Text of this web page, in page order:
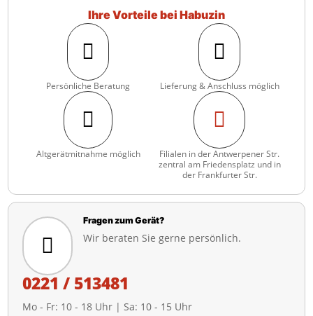
Ihre Vorteile bei Habuzin

Persönliche Beratung

Lieferung & Anschluss möglich

Altgerätmitnahme möglich

Filialen in der Antwerpener Str.
zentral am Friedensplatz und in
der Frankfurter Str.

Fragen zum Gerät?
Wir beraten Sie gerne persönlich.
0221 / 513481
Mo - Fr: 10 - 18 Uhr | Sa: 10 - 15 Uhr